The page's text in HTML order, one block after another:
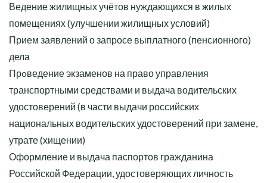
Ведение жилищных учётов нуждающихся в жилых
помещениях (улучшении жилищных условий)
Прием заявлений о запросе выплатного (пенсионного)
дела
Прoведение экзаменов на право управления
транспортными средствами и выдача водительских
удостоверений (в части выдачи российских
национальных водительских удостоверений при замене,
утрате (хищении)
Оформление и выдача паспортов гражданина
Российской Федерации, удостоверяющих личность